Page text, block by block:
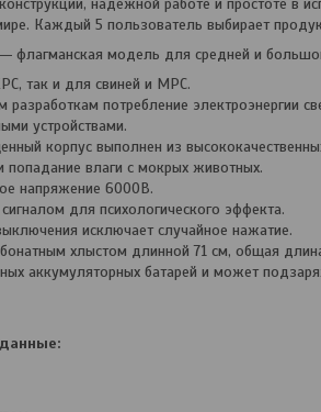
Каждый 5 пользователь выбирает
флагманская модель для средней и
так и для свиней и МРС.
разработкам потребление электроэнергии
устройствами.
корпус выполнен из
попадание влаги с мокрых животных.
напряжение 6000В.
для психологического эффекта.
исключает случайное нажатие.
хлыстом длинной 71 см, общая
аккумуляторных батарей и может